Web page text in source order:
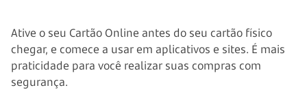
Ative o seu Cartão Online antes do seu cartão físico
chegar, e comece a usar em aplicativos e sites. É mais
praticidade para você realizar suas compras com
segurança.